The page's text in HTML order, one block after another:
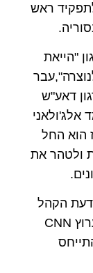
ראש
"הייאת
דאע"ש
אלג'ולאני
הוא החל
ולטהר את
הקהל
במערב באמצעות ראיונות שהעניק לערוץ CNN